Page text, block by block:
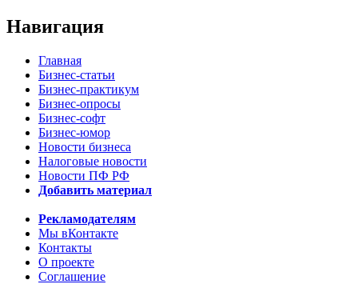
Навигация
Главная
Бизнес-статьи
Бизнес-практикум
Бизнес-опросы
Бизнес-софт
Бизнес-юмор
Новости бизнеса
Налоговые новости
Новости ПФ РФ
Добавить материал
Рекламодателям
Мы вКонтакте
Контакты
О проекте
Соглашение